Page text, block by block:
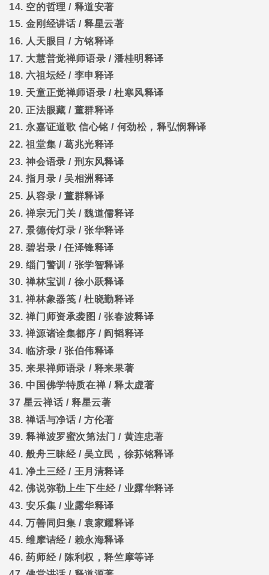
14. 空的哲理 / 释道安著
15.金刚经讲话 /释星云著
16. 人天眼目 / 方铭释译
17. 大慧普觉禅师语录 /潘桂明释译
18. 六祖坛经/ 李申释译
19. 天童正觉禅师语录 /杜寒风释译
20. 正法眼藏 / 董群释译
21.永嘉证道歌 信心铭 / 何劲松，释弘悯释译
22.祖堂集 /葛兆光释译
23.神会语录 / 刑东风释译
24.指月录 /吴相洲释译
25. 从容录 /董群释译
26.禅宗无门关 /魏道儒释译
27.景德传灯录 /张华释译
28.碧岩录 /任泽锋释译
29.缁门警训 / 张学智释译
30.禅林宝训 / 徐小跃释译
31.禅林象器笺 /杜晓勤释译
32.禅门师资承袭图 /张春波释译
33.禅源诸诠集都序 / 阎韬释译
34. 临济录 /张伯伟释译
35.来果禅师语录 / 释来果著
36. 中国佛学特质在禅/释太虚著
37 星云禅话 /释星云著
38.禅话与净话 /方伦著
39.释禅波罗蜜次第法门 / 黄连忠著
40.般舟三昧经/吴立民，徐荪铭释译
41.净土三经/ 王月清释译
42.佛说弥勒上生下生经/ 业露华释译
43.安乐集 /业露华释译
44.万善同归集 /袁家耀释译
45.维摩诘经/ 赖永海释译
46.药师经/ 陈利权，释竺摩等译